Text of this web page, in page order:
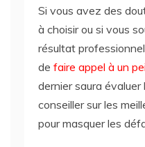
Si vous avez des
à choisir ou si vous
résultat
de faire appel à un
dernier saura évaluer
conseiller sur les
pour masquer les